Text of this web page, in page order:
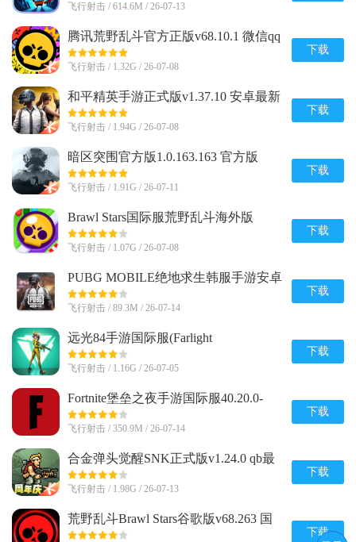
飞行射击 / 614.6M / 26-07-13
腾讯荒野乱斗官方正版v68.10.1 微信qq
登录版
飞行射击 / 1.32G / 26-07-08
下载
和平精英手游正式版v1.37.10 安卓最新
版
飞行射击 / 1.94G / 26-07-08
下载
暗区突围官方版1.0.163.163 官方版
飞行射击 / 1.91G / 26-07-11
下载
Brawl Stars国际服荒野乱斗海外版
v68.263 新赛季版
飞行射击 / 1.07G / 26-07-08
下载
PUBG MOBILE绝地求生韩服手游安卓
版v4.3.0 官方直装版
飞行射击 / 89.3M / 26-07-14
下载
远光84手游国际服(Farlight
84)2.6.2.3.1064316 最新完整版
飞行射击 / 1.16G / 26-07-05
下载
Fortnite堡垒之夜手游国际服40.20.0-
52886634-Android 国际版
飞行射击 / 350.9M / 26-07-14
下载
合金弹头觉醒SNK正式版v1.24.0 qb最
新版
飞行射击 / 1.98G / 26-07-13
下载
荒野乱斗Brawl Stars谷歌版v68.263 国
际服
下载